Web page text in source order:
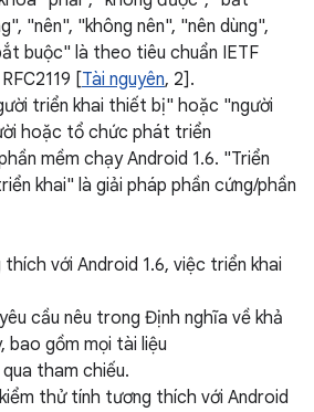
"nên", "không nên", "nên dùng",
buộc" là theo tiêu chuẩn IETF
[Tài nguyên, 2].
triển khai thiết bị" hoặc "người
hoặc tổ chức phát triển
mềm chạy Android 1.6. "Triển
khai" là giải pháp phần cứng/phần
với Android 1.6, việc triển khai
cầu nêu trong Định nghĩa về khả
bao gồm mọi tài liệu
tham chiếu.
thử tính tương thích với Android